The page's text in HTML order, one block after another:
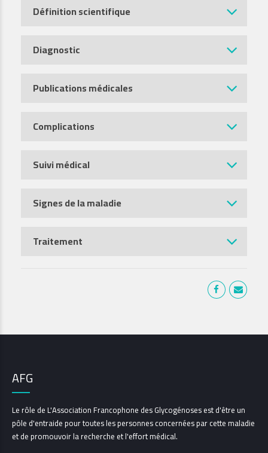
Définition scientifique
Diagnostic
Publications médicales
Complications
Suivi médical
Signes de la maladie
Traitement
AFG
Le rôle de L'Association Francophone des Glycogénoses est d'être un
pôle d'entraide pour toutes les personnes concernées par cette maladie
et de promouvoir la recherche et l'effort médical.